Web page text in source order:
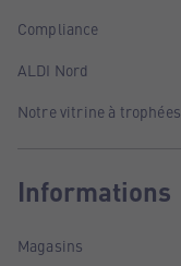
Compliance
ALDI Nord
Notre vitrine à trophées
Informations
Magasins